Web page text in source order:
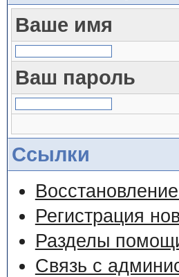
Ваше имя
Ваш пароль
Ссылки
Регистрация
Разделы
Связь с